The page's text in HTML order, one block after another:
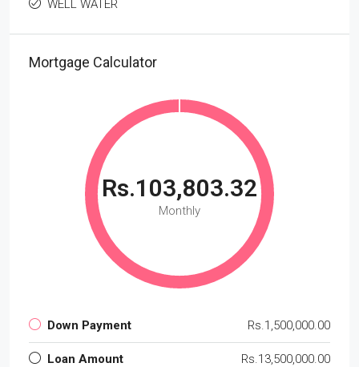
WELL WATER
Mortgage Calculator
Rs.103,803.32
Monthly
Down Payment Rs.1,500,000.00
Loan Amount Rs.13,500,000.00